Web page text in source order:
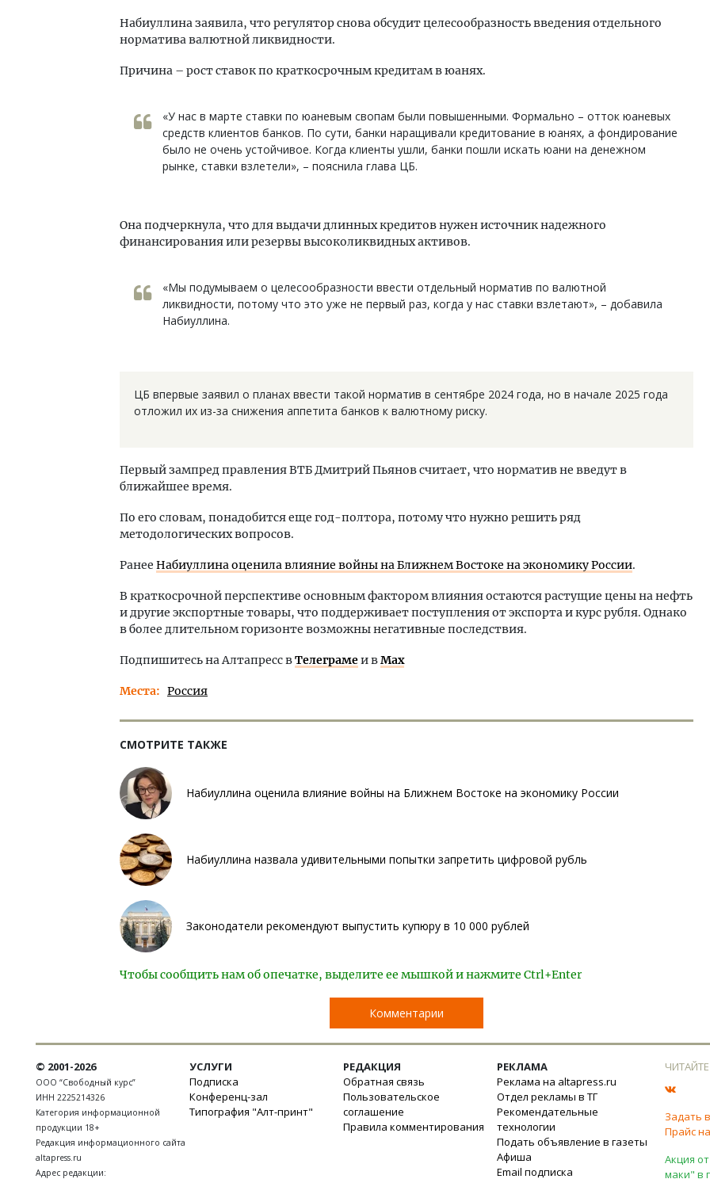
Набиуллина заявила, что регулятор снова обсудит целесообразность введения отдельного
норматива валютной ликвидности.
Причина – рост ставок по краткосрочным кредитам в юанях.
«У нас в марте ставки по юаневым свопам были повышенными. Формально – отток юаневых
средств клиентов банков. По сути, банки наращивали кредитование в юанях, а фондирование
было не очень устойчивое. Когда клиенты ушли, банки пошли искать юани на денежном
рынке, ставки взлетели», – пояснила глава ЦБ.
Она подчеркнула, что для выдачи длинных кредитов нужен источник надежного
финансирования или резервы высоколиквидных активов.
«Мы подумываем о целесообразности ввести отдельный норматив по валютной
ликвидности, потому что это уже не первый раз, когда у нас ставки взлетают», – добавила
Набиуллина.
ЦБ впервые заявил о планах ввести такой норматив в сентябре 2024 года, но в начале 2025 года
отложил их из-за снижения аппетита банков к валютному риску.
Первый зампред правления ВТБ Дмитрий Пьянов считает, что норматив не введут в
ближайшее время.
По его словам, понадобится еще год-полтора, потому что нужно решить ряд
методологических вопросов.
Ранее Набиуллина оценила влияние войны на Ближнем Востоке на экономику России.
В краткосрочной перспективе основным фактором влияния остаются растущие цены на нефть
и другие экспортные товары, что поддерживает поступления от экспорта и курс рубля. Однако
в более длительном горизонте возможны негативные последствия.
Подпишитесь на Алтапресс вТелеграмеи вMax
Места Россия
СМОТРИТЕ ТАКЖЕ
Набиуллина оценила влияние войны на Ближнем Востоке на экономику России
Набиуллина назвала удивительными попытки запретить цифровой рубль
Законодатели рекомендуют выпустить купюру в 10 000 рублей
Чтобы сообщить нам об опечатке, выделите ее мышкой и нажмите Ctrl+Enter
Комментарии
© 2001-2026
ООО “Свободный курс”
ИНН 2225214326
Категория информационной
продукции 18+
Редакция информационного сайта
altapress.ru
Адрес редакции:
УСЛУГИ
Подписка
Конференц-зал
Типография "Алт-принт"
РЕДАКЦИЯ
Обратная связь
Пользовательское
соглашение
Правила комментирования
РЕКЛАМА
Реклама на altapress.ru
Отдел рекламы в ТГ
Рекомендательные
технологии
Подать объявление в газеты
Афиша
Email подписка
Задать
Прайс
Акция
маки" в